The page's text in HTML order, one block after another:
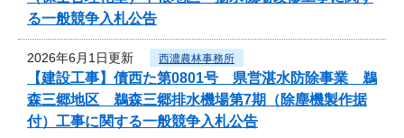
る一般競争入札公告
2026年6月1日更新 西濃農林事務所
【建設工事】債西た第0801号 県営湛水防除事業 鵜
森三郷地区 鵜森三郷排水機場第7期（除塵機製作据
付）工事に関する一般競争入札公告